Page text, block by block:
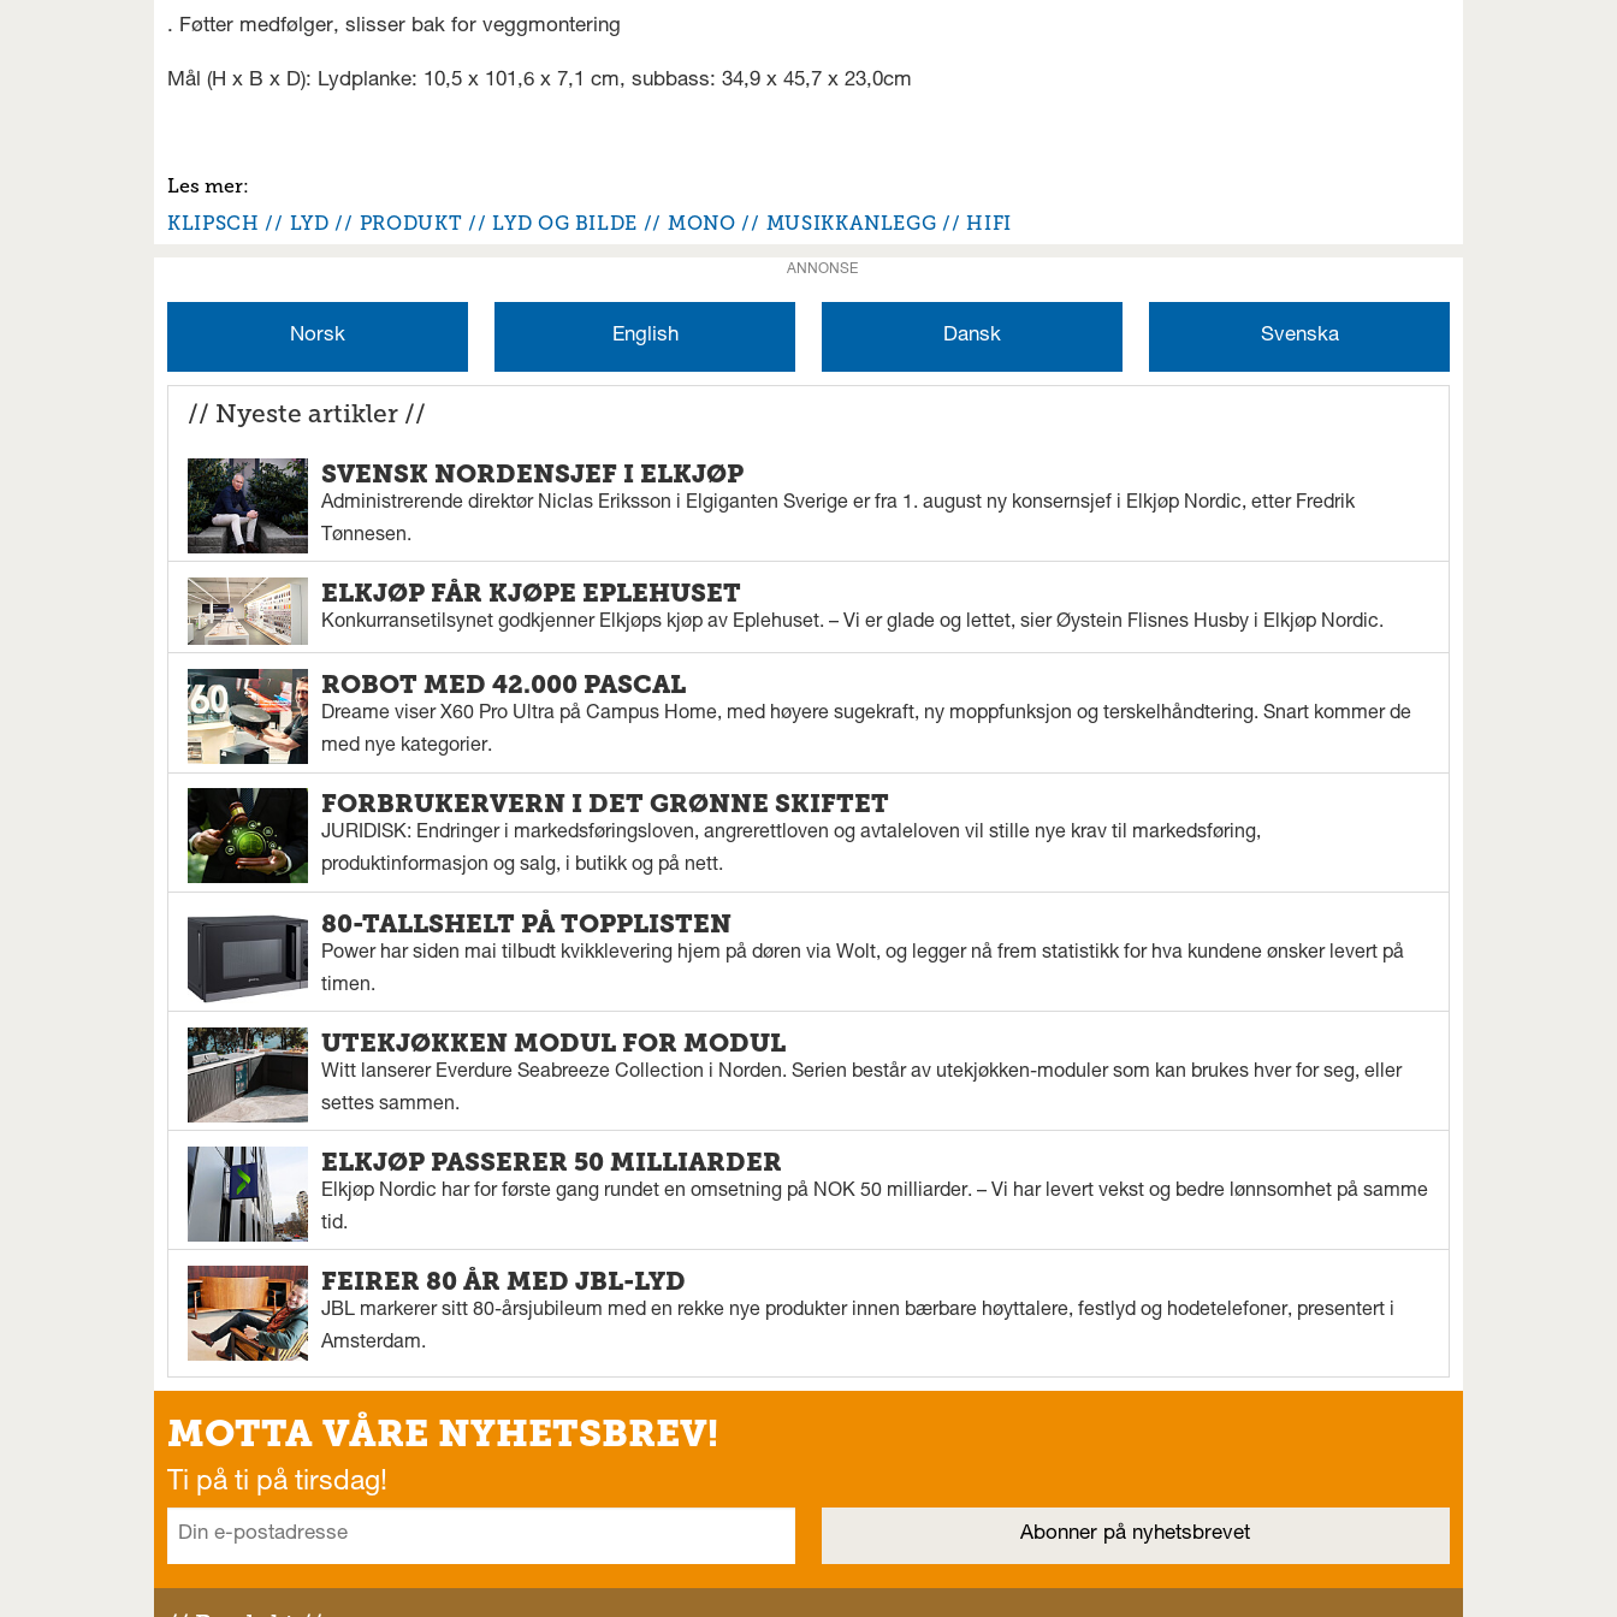
. Føtter medfølger, slisser bak for veggmontering
Mål (H x B x D): Lydplanke: 10,5 x 101,6 x 7,1 cm, subbass: 34,9 x 45,7 x 23,0cm
KLIPSCH LYD PRODUKT LYD OG BILDE MONO MUSIKKANLEGG HIFI
ANNONSE
Norsk English Dansk Svenska
// Nyeste artikler //
SVENSK NORDENSJEF I ELKJØP
Administrerende direktør Niclas Eriksson i Elgiganten Sverige er fra 1. august ny konsernsjef i Elkjøp Nordic, etter Fredrik
Tønnesen.
ELKJØP FÅR KJØPE EPLEHUSET
Konkurransetilsynet godkjenner Elkjøps kjøp av Eplehuset. – Vi er glade og lettet, sier Øystein Flisnes Husby i Elkjøp Nordic.
ROBOT MED 42.000 PASCAL
Dreame viser X60 Pro Ultra på Campus Home, med høyere sugekraft, ny moppfunksjon og terskelhåndtering. Snart kommer de
med nye kategorier.
FORBRUKERVERN I DET GRØNNE SKIFTET
JURIDISK: Endringer i markedsføringsloven, angrerettloven og avtaleloven vil stille nye krav til markedsføring,
produktinformasjon og salg, i butikk og på nett.
80-TALLSHELT PÅ TOPPLISTEN
Power har siden mai tilbudt kvikklevering hjem på døren via Wolt, og legger nå frem statistikk for hva kundene ønsker levert på
timen.
UTEKJØKKEN MODUL FOR MODUL
Witt lanserer Everdure Seabreeze Collection i Norden. Serien består av utekjøkken-moduler som kan brukes hver for seg, eller
settes sammen.
ELKJØP PASSERER 50 MILLIARDER
Elkjøp Nordic har for første gang rundet en omsetning på NOK 50 milliarder. – Vi har levert vekst og bedre lønnsomhet på samme
tid.
FEIRER 80 ÅR MED JBL-LYD
JBL markerer sitt 80-årsjubileum med en rekke nye produkter innen bærbare høyttalere, festlyd og hodetelefoner, presentert i
Amsterdam.
MOTTA VÅRE NYHETSBREV!
Ti på ti på tirsdag!